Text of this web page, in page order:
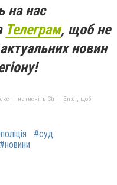
на нас
Телеграм, щоб не
новин
і натисніть Ctrl + Enter, щоб
#суд
#новини